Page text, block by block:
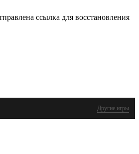
ссылка для восстановления
Другие игры